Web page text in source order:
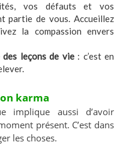
vos défauts et vos
partie de vous. Accueillez
la compassion envers
des leçons de vie: c’est en
karma
implique aussi d’avoir
présent. C’est dans
les choses.